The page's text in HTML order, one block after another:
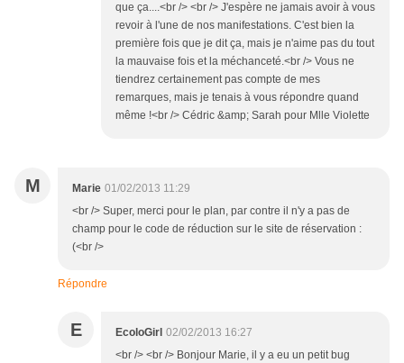
que ça....<br /> <br /> J'espère ne jamais avoir à vous
revoir à l'une de nos manifestations. C'est bien la
première fois que je dit ça, mais je n'aime pas du tout
la mauvaise fois et la méchanceté.<br /> Vous ne
tiendrez certainement pas compte de mes
remarques, mais je tenais à vous répondre quand
même !<br /> Cédric &amp; Sarah pour Mlle Violette
M Marie 01/02/2013 11:29
<br /> Super, merci pour le plan, par contre il n'y a pas de
champ pour le code de réduction sur le site de réservation :
(<br />
Répondre
E EcoloGirl 02/02/2013 16:27
<br /> <br /> Bonjour Marie, il y a eu un petit bug